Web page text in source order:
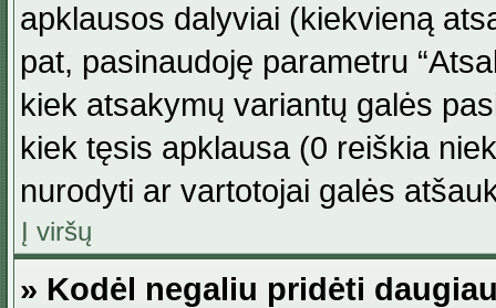
apklausos dalyviai (kiekvieną
pat, pasinaudoję parametru
kiek atsakymų variantų galės
kiek tęsis apklausa (0 reiškia
nurodyti ar vartotojai galės
Į viršų
» Kodėl negaliu pridėti